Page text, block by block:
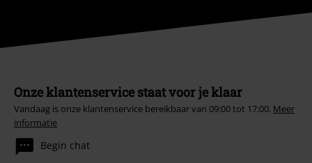
Onze klantenservice staat voor je klaar
Vandaag is onze klantenservice bereikbaar van 09:00 tot 17:00. Meer
informatie
Begin chat